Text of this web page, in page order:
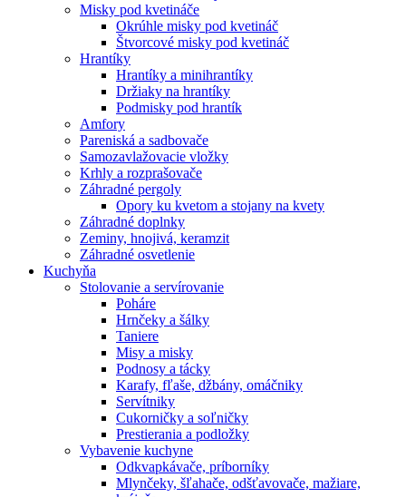
Misky pod kvetináče
Okrúhle misky pod kvetináč
Štvorcové misky pod kvetináč
Hrantíky
Hrantíky a minihrantíky
Držiaky na hrantíky
Podmisky pod hrantík
Amfory
Pareniská a sadbovače
Samozavlažovacie vložky
Krhly a rozprašovače
Záhradné pergoly
Opory ku kvetom a stojany na kvety
Záhradné doplnky
Zeminy, hnojivá, keramzit
Záhradné osvetlenie
Kuchyňa
Stolovanie a servírovanie
Poháre
Hrnčeky a šálky
Taniere
Misy a misky
Podnosy a tácky
Karafy, fľaše, džbány, omáčniky
Servítniky
Cukorničky a soľničky
Prestierania a podložky
Vybavenie kuchyne
Odkvapkávače, príborníky
Mlynčeky, šľahače, odšťavovače, mažiare,